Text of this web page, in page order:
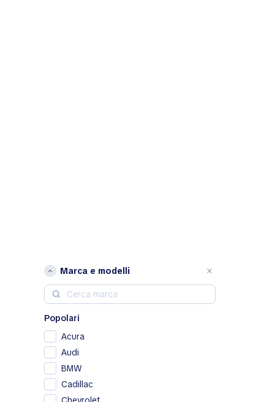
Marca e modelli
Popolari
Acura
Audi
BMW
Cadillac